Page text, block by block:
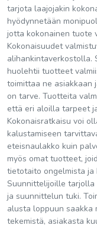
tarjota laajojakin
hyödynnetään
jotta kokonainen tuote
Kokonaisuudet
alihankintaverkostolla.
huolehtii tuotteet
toimittaa ne asiakkaan
on tarve. Tuotteita
että eri aloilla tarpeet
Kokonaisratkaisu voi
kalustamiseen
eteisnaulakko kuin
myös omat tuotteet,
tietotaito ongelmista ja
Suunnittelijoille tarjolla
ja suunnittelun tuki.
alusta loppuun saakka
tekemistä, asiakasta